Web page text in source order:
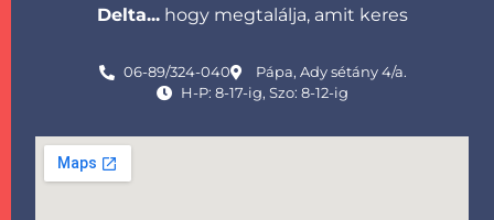
Delta... hogy megtalálja, amit keres
06-89/324-040
Pápa, Ady sétány 4/a.
H-P: 8-17-ig, Szo: 8-12-ig